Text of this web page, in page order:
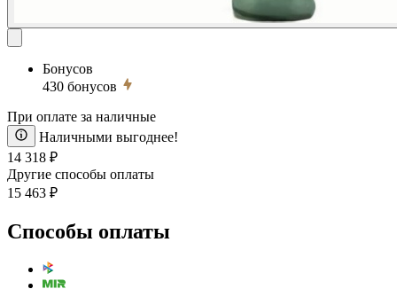
Бонусов
430 бонусов
При оплате за наличные
Наличными выгоднее!
14 318 ₽
Другие способы оплаты
15 463 ₽
Способы оплаты